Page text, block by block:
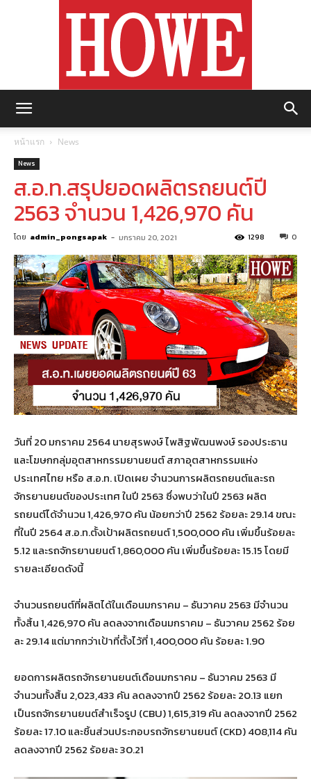
หน้าแรก News
News
ส.อ.ท.สรุปยอดผลิตรถยนต์ปี
2563 จำนวน 1,426,970 คัน
โดย admin_pongsapak - มกราคม 20, 2021 0
1298
วันที่ 20 มกราคม 2564 นายสุรพงษ์ ไพสิฐพัฒนพงษ์ รองประธาน
และโฆษกกลุ่มอุตสาหกรรมยานยนต์ สภาอุตสาหกรรมแห่ง
ประเทศไทย หรือ ส.อ.ท. เปิดเผย จำนวนการผลิตรถยนต์และรถ
จักรยานยนต์ของประเทศ ในปี 2563 ซึ่งพบว่าในปี 2563 ผลิต
รถยนต์ได้จำนวน 1,426,970 คัน น้อยกว่าปี 2562 ร้อยละ 29.14 ขณะ
ที่ในปี 2564 ส.อ.ท.ตั้งเป้าผลิตรถยนต์ 1,500,000 คัน เพิ่มขึ้นร้อยละ
5.12 และรถจักรยานยนต์ 1,860,000 คัน เพิ่มขึ้นร้อยละ 15.15 โดยมี
รายละเอียดดังนี้
จำนวนรถยนต์ที่ผลิตได้ในเดือนมกราคม – ธันวาคม 2563 มีจำนวน
ทั้งสิ้น 1,426,970 คัน ลดลงจากเดือนมกราคม – ธันวาคม 2562 ร้อย
ละ 29.14 แต่​มากกว่า​เป้า​ที่ตั้ง​ไว้​ที่​ 1,400,000​ คัน ​ร้อยละ​ 1.90
ยอดการผลิตรถจักรยานยนต์เดือนมกราคม – ธันวาคม 2563 มี
จำนวนทั้งสิ้น 2,023,433 คัน ลดลงจากปี 2562 ร้อยละ 20.13 แยก
เป็นรถจักรยานยนต์สำเร็จรูป (CBU) 1,615,319 คัน ลดลงจากปี 2562
ร้อยละ 17.10 และชิ้นส่วนประกอบรถจักรยานยนต์ (CKD) 408,114 คัน
ลดลงจากปี 2562 ร้อยละ 30.21